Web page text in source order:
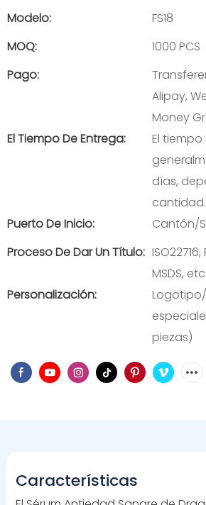
Modelo:
FS18
MOQ:
1000 PCS
Pago:
Alipay,
Money
El Tiempo De Entrega:
El
días,
cantidad.
Puerto De Inicio:
Cantón/
Proceso De Dar Un Título: ISO22716,
MSDS, etc
Personalización:
piezas)
Características